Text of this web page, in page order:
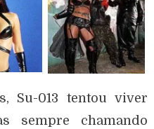
Su-013 tentou viver
sempre chamando